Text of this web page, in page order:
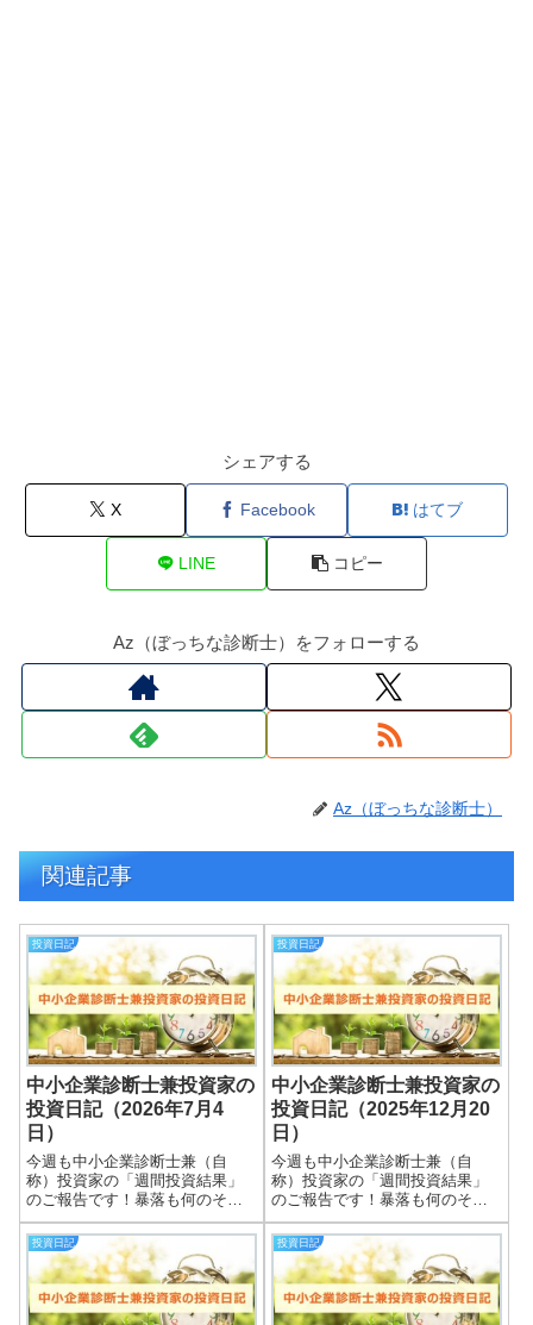
シェアする
X Facebook はてブ
LINE コピー
Az（ぼっちな診断士）をフォローする
Az（ぼっちな診断士）
関連記事
投資日記
中小企業診断士兼投資家の
投資日記（2026年7月4
日）
今週も中小企業診断士兼（自
称）投資家の「週間投資結果」
のご報告です！暴落も何のそ
の、細々やっている投資結果を
皆さまと共有できればと思いま
す＾＾実際の保有株式数量や現
在の損益状況も記載していま
す。大したことない金額しか保
有していませんので期待...
投資日記
中小企業診断士兼投資家の
投資日記（2025年12月20
日）
今週も中小企業診断士兼（自
称）投資家の「週間投資結果」
のご報告です！暴落も何のそ
の、細々やっている投資結果を
皆さまと共有できればと思いま
す＾＾実際の保有株式数量や現
在の損益状況も記載していま
す。大したことない金額しか保
有していませんので期待...
投資日記 投資日記